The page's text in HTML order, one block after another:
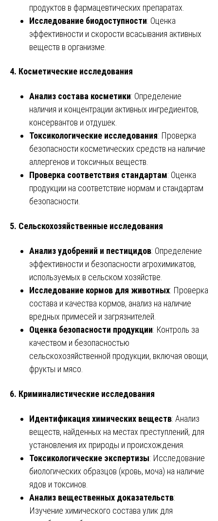
продуктов в фармацевтических препаратах.
Исследование биодоступности: Оценка
эффективности и скорости всасывания активных
веществ в организме.
4. Косметические исследования
Анализ состава косметики: Определение
наличия и концентрации активных ингредиентов,
консервантов и отдушек.
Токсикологические исследования: Проверка
безопасности косметических средств на наличие
аллергенов и токсичных веществ.
Проверка соответствия стандартам: Оценка
продукции на соответствие нормам и стандартам
безопасности.
5. Сельскохозяйственные исследования
Анализ удобрений и пестицидов: Определение
эффективности и безопасности агрохимикатов,
используемых в сельском хозяйстве.
Исследование кормов для животных: Проверка
состава и качества кормов, анализ на наличие
вредных примесей и загрязнителей.
Оценка безопасности продукции: Контроль за
качеством и безопасностью
сельскохозяйственной продукции, включая овощи,
фрукты и мясо.
6. Криминалистические исследования
Идентификация химических веществ: Анализ
веществ, найденных на местах преступлений, для
установления их природы и происхождения.
Токсикологические экспертизы: Исследование
биологических образцов (кровь, моча) на наличие
ядов и токсинов.
Анализ вещественных доказательств:
Изучение химического состава улик для